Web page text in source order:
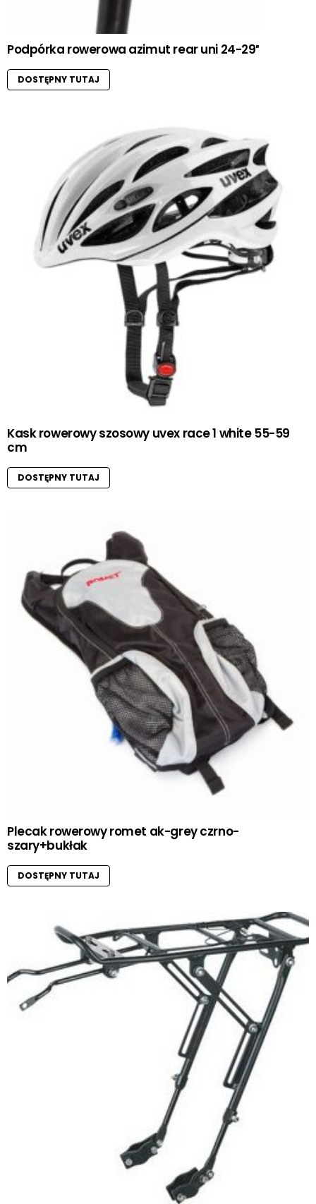
Podpórka rowerowa azimut rear uni 24-29″
DOSTĘPNY TUTAJ
Kask rowerowy szosowy uvex race 1 white 55-59
cm
DOSTĘPNY TUTAJ
Plecak rowerowy romet ak-grey czrno-
szary+bukłak
DOSTĘPNY TUTAJ